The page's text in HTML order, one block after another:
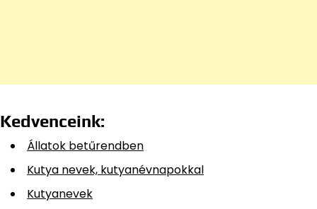
Kedvenceink:
Állatok betűrendben
Kutya nevek, kutyanévnapokkal
Kutyanevek